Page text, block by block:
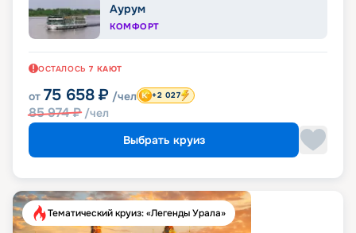
Аурум
КОМФОРТ
ОСТАЛОСЬ 7 КАЮТ
от 75 658 ₽ /чел
85 974₽ /чел
+2 027
Выбрать круиз
Тематический круиз: «Легенды Урала»